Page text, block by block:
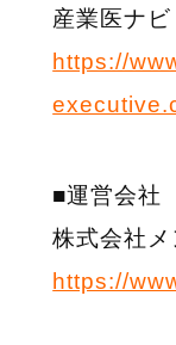
産業医ナビ
https://
■運営会社
株式会社
https://